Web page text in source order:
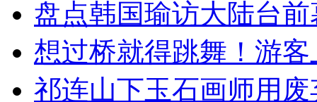
盘点韩国瑜访大陆台
想过桥就得跳舞！游客
祁连山下玉石画师用